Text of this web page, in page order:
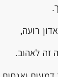
לאהוב.